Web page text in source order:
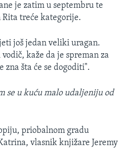
je zatim u septembru te
Rita treće kategorije.
još jedan veliki uragan.
kaže da je spreman za
zna šta će se dogoditi".
se u kuću malo udaljeniju od
priobalnom gradu
vlasnik knjižare Jeremy